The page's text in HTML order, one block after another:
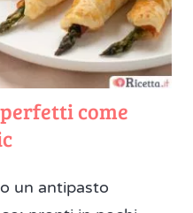
come
un antipasto